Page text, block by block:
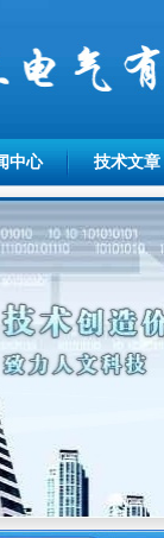
中心 技术文章